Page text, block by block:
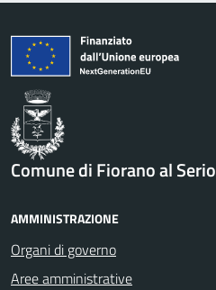
Comune di Fiorano al Serio
AMMINISTRAZIONE
Organi di governo
Aree amministrative